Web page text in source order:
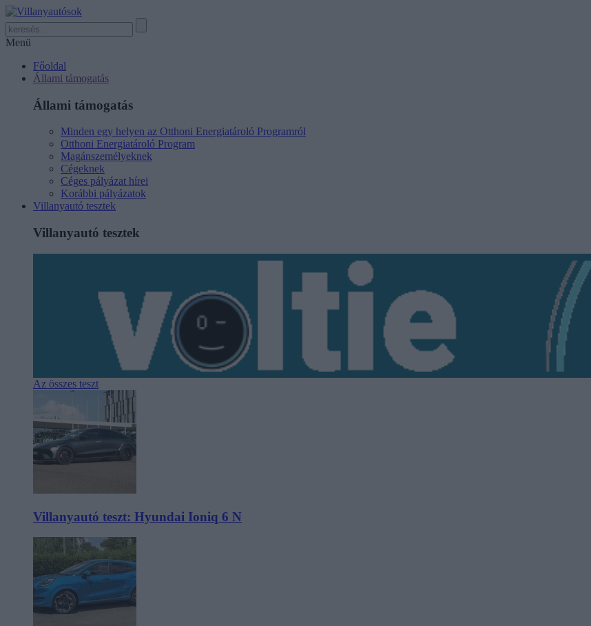
Menü
Főoldal
Állami támogatás
Állami támogatás
Minden egy helyen az Otthoni Energiatároló Programról
Otthoni Energiatároló Program
Magánszemélyeknek
Cégeknek
Céges pályázat hírei
Korábbi pályázatok
Villanyautó tesztek
Villanyautó tesztek
Az összes teszt
Villanyautó teszt: Hyundai Ioniq 6 N